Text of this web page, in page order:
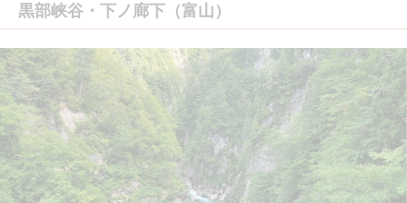
黒部峡谷・下ノ廊下（富山）